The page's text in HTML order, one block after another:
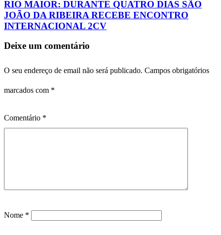
RIO MAIOR: DURANTE QUATRO DIAS SÃO
JOÃO DA RIBEIRA RECEBE ENCONTRO
INTERNACIONAL 2CV
Deixe um comentário
O seu endereço de email não será publicado. Campos obrigatórios
marcados com *
Comentário *
Nome *